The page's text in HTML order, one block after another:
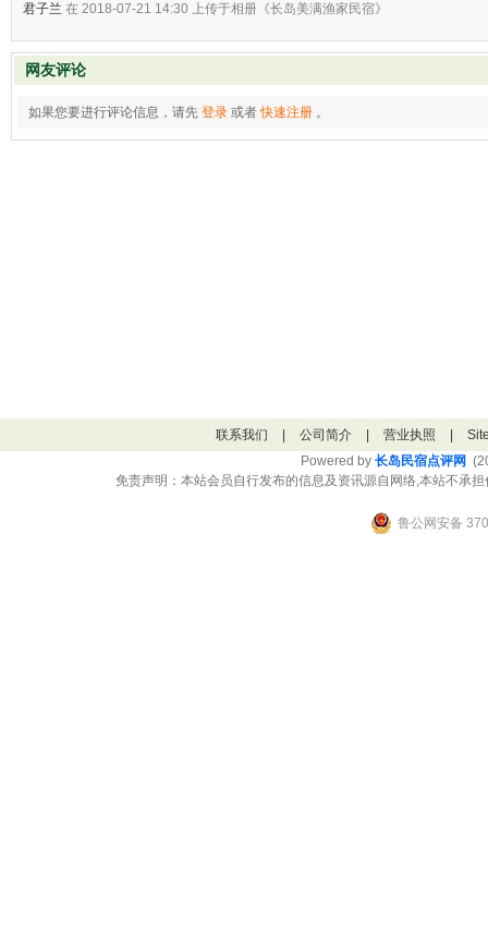
君子兰 在 2018-07-21 14:30 上传于相册《长岛美满渔家民宿》
网友评论
如果您要进行评论信息，请先 登录 或者快速注册 。
联系我们 公司简介 营业执照
Powered by 长岛民宿点评网
免责声明：本站会员自行发布的信息及资讯源自网络,本站不承
鲁公网安备